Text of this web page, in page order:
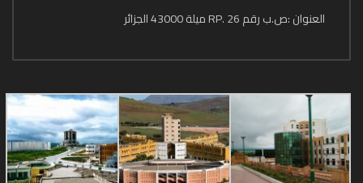
العنوان :ص.ب رقم 26 .RP ميلة 43000 الجزائر